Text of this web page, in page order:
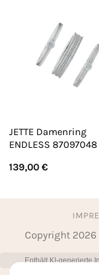
JETTE Damenring
ENDLESS 87097048
139,00 €
Copyright